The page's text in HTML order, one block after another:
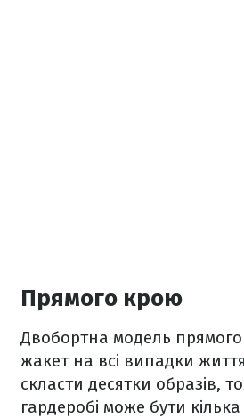
Прямого крою
Двобортна модель
жакет на всі випадки
скласти десятки образів,
гардеробі може бути кілька